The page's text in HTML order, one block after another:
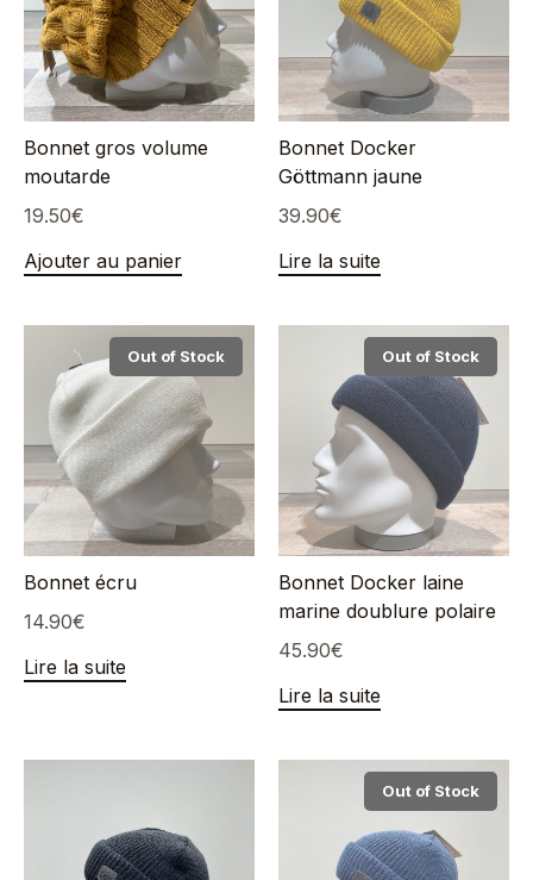
Bonnet gros volume
moutarde
19.50€
Ajouter au panier
Bonnet Docker
Göttmann jaune
39.90€
Lire la suite
Out of Stock
Bonnet écru
14.90€
Lire la suite
Out of Stock
Bonnet Docker laine
marine doublure polaire
45.90€
Lire la suite
Out of Stock